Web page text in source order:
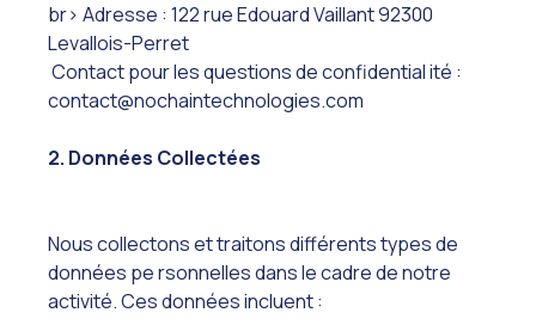
br> Adresse : 122 rue Edouard Vaillant 92300
Levallois-Perret
Contact pour les questions de confidential ité :
contact@nochaintechnologies.com
2. Données Collectées
Nous collectons et traitons différents types de
données pe rsonnelles dans le cadre de notre
activité. Ces données incluent :